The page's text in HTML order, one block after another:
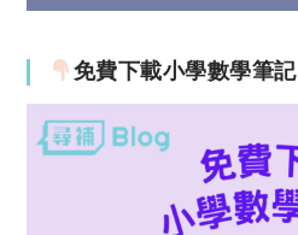
免費下載小學數學筆記